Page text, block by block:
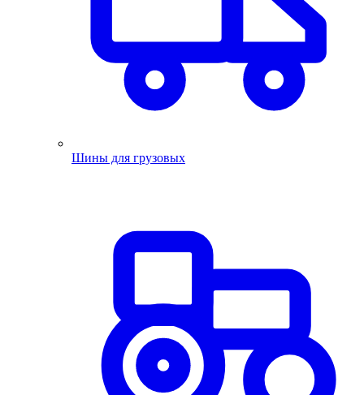
Шины для грузовых